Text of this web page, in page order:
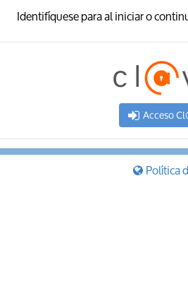
Identifíquese para al iniciar o
Acceso
Política